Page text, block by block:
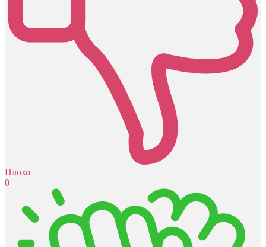
Плохо
0